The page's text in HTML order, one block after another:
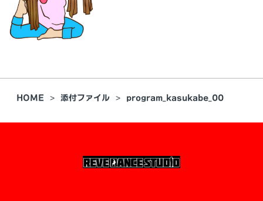
HOME 添付ファイル program_kasukabe_00